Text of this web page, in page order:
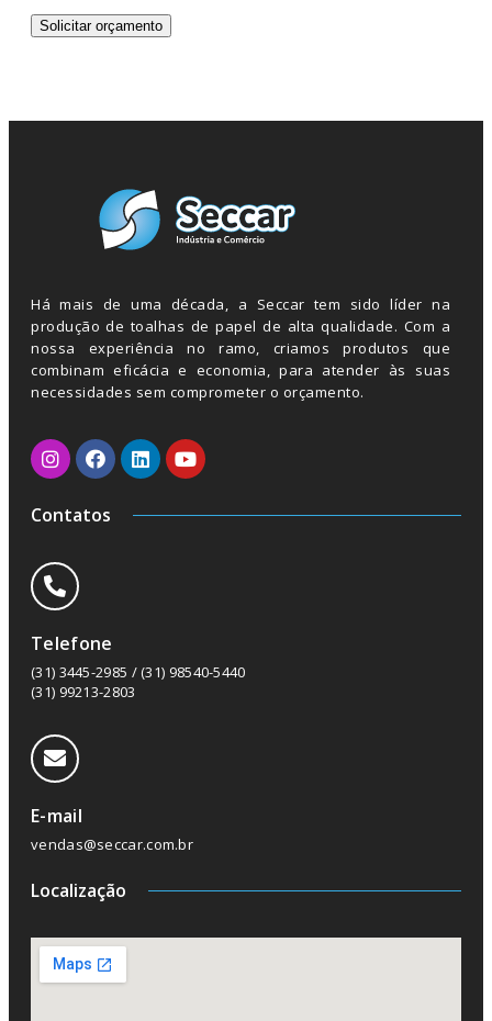
Há mais de uma década, a Seccar tem sido líder na
produção de toalhas de papel de alta qualidade. Com a
nossa experiência no ramo, criamos produtos que
combinam eficácia e economia, para atender às suas
necessidades sem comprometer o orçamento.
Contatos
Telefone
(31) 3445-2985 / (31) 98540-5440
(31) 99213-2803
E-mail
vendas@seccar.com.br
Localização